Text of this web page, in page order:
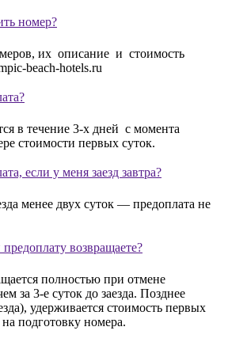
номер?
их описание и стоимость
beach-hotels.ru
в течение 3-х дней с момента
стоимости первых суток.
если у меня заезд завтра?
менее двух суток — предоплата не
возвращаете?
полностью при отмене
за 3-е суток до заезда. Позднее
удерживается стоимость первых
подготовку номера.